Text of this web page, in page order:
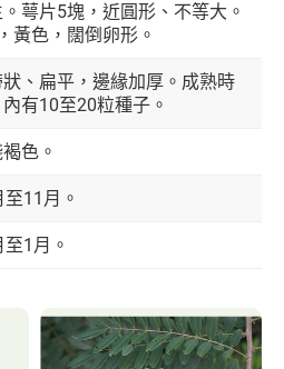
萼片5塊，近圓形、不等大。
黃色，闊倒卵形。
、扁平，邊緣加厚。成熟時
有10至20粒種子。
色。
11月。
1月。